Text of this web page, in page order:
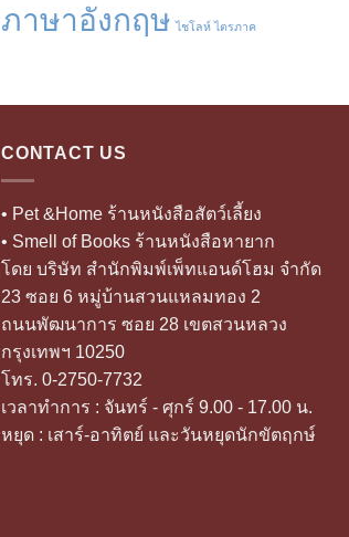
ภาษาอังกฤษ ไชโลห์ ไตรภาค
CONTACT US
• Pet &Home ร้านหนังสือสัตว์เลี้ยง
• Smell of Books ร้านหนังสือหายาก
โดย บริษัท สำนักพิมพ์เพ็ทแอนด์โฮม จำกัด
23 ซอย 6 หมู่บ้านสวนแหลมทอง 2
ถนนพัฒนาการ ซอย 28 เขตสวนหลวง
กรุงเทพฯ 10250
โทร. 0-2750-7732
เวลาทำการ : จันทร์ - ศุกร์ 9.00 - 17.00 น.
หยุด : เสาร์-อาทิตย์ และวันหยุดนักขัตฤกษ์